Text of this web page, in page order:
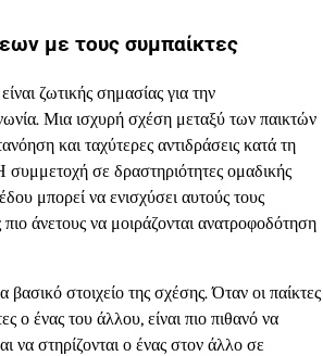
με τους συμπαίκτες
ζωτικής σημασίας για την
Μια ισχυρή σχέση μεταξύ των παικτών
και ταχύτερες αντιδράσεις κατά τη
σε δραστηριότητες ομαδικής
μπορεί να ενισχύσει αυτούς τους
άνετους να μοιράζονται ανατροφοδότηση
βασικό στοιχείο της σχέσης. Όταν οι παίκτες
ο ένας του άλλου, είναι πιο πιθανό να
να στηρίζονται ο ένας στον άλλο σε